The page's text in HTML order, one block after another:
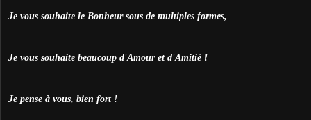
Je vous souhaite le Bonheur sous de multiples formes,
Je vous souhaite beaucoup d'Amour et d'Amitié !
Je pense à vous, bien fort !